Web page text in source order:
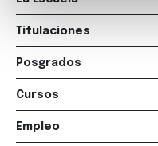
Titulaciones
Posgrados
Cursos
Empleo